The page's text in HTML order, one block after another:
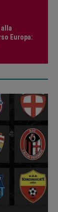
Europa: